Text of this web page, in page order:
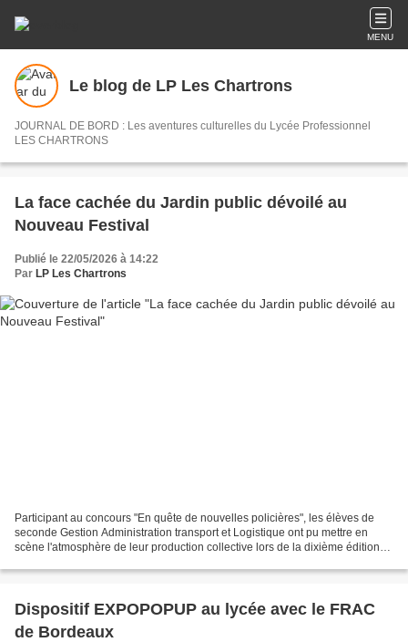
MENU
Le blog de LP Les Chartrons
JOURNAL DE BORD : Les aventures culturelles du Lycée Professionnel
LES CHARTRONS
La face cachée du Jardin public dévoilé au
Nouveau Festival
Publié le 22/05/2026 à 14:22
Par LP Les Chartrons
Participant au concours "En quête de nouvelles policières", les élèves de
seconde Gestion Administration transport et Logistique ont pu mettre en
scène l'atmosphère de leur production collective lors de la dixième édition
Dispositif EXPOPOPUP au lycée avec le FRAC
de Bordeaux